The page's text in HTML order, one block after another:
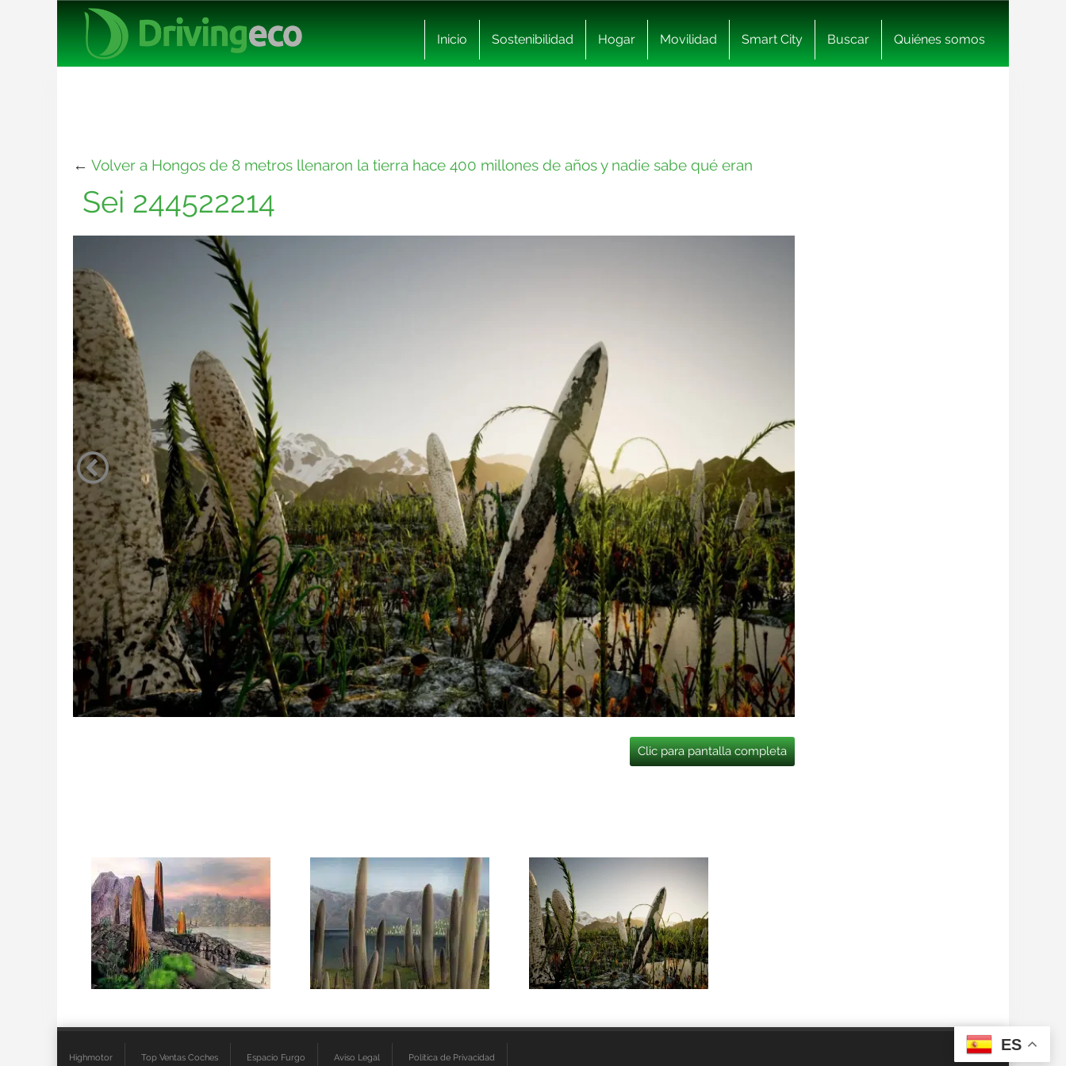
Inicio Sostenibilidad Hogar Movilidad Smart City Buscar Quiénes somos
← Volver a Hongos de 8 metros llenaron la tierra hace 400 millones de años y nadie sabe qué eran
Sei 244522214
Clic para pantalla completa
Highmotor Top Ventas Coches Espacio Furgo Aviso Legal Política de Privacidad
ES